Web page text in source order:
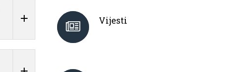
Vijesti